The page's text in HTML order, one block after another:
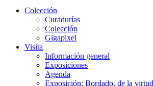
Colección
Curadurías
Colección
Gigapixel
Visita
Información general
Exposiciones
Agenda
Exposición: Bordado, de la virtud